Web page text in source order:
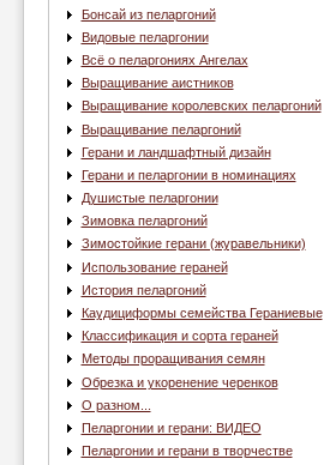
Бонсай из пеларгоний
Видовые пеларгонии
Всё о пеларгониях Ангелах
Выращивание аистников
Выращивание королевских пеларгоний
Выращивание пеларгоний
Герани и ландшафтный дизайн
Герани и пеларгонии в номинациях
Душистые пеларгонии
Зимовка пеларгоний
Зимостойкие герани (журавельники)
Использование гераней
История пеларгоний
Каудициформы семейства Гераниевые
Классификация и сорта гераней
Методы проращивания семян
Обрезка и укоренение черенков
О разном...
Пеларгонии и герани: ВИДЕО
Пеларгонии и герани в творчестве